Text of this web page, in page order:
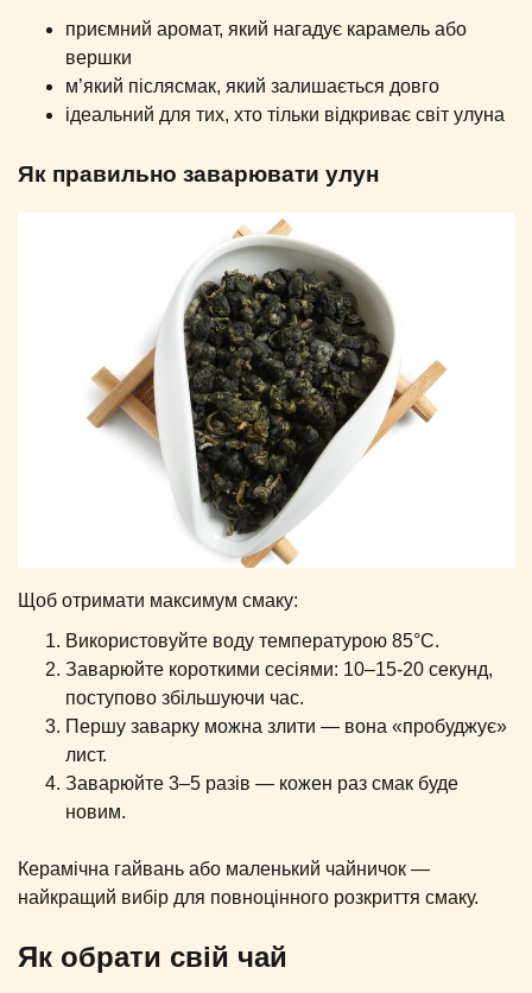
приємний аромат, який нагадує карамель або
вершки
м’який післясмак, який залишається довго
ідеальний для тих, хто тільки відкриває світ улуна
Як правильно заварювати улун
Щоб отримати максимум смаку:
Використовуйте воду температурою 85°C.
Заварюйте короткими сесіями: 10–15-20 секунд,
поступово збільшуючи час.
Першу заварку можна злити — вона «пробуджує»
лист.
Заварюйте 3–5 разів — кожен раз смак буде
новим.
Керамічна гайвань або маленький чайничок —
найкращий вибір для повноцінного розкриття смаку.
Як обрати свій чай